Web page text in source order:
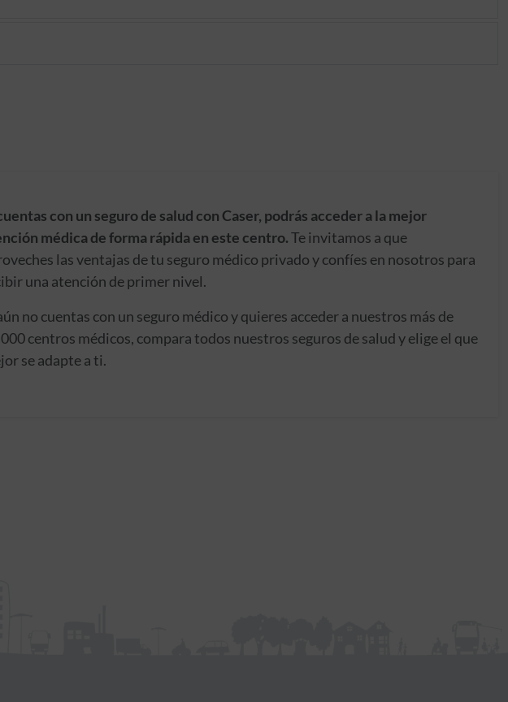
con un seguro de salud con Caser, podrás acceder a la mejor
médica de forma rápida en este centro.Te invitamos a que
las ventajas de tu seguro médico privado y confíes en nosotros para
una atención de primer nivel.
no cuentas con un seguro médico y quieres acceder a nuestros más de
centros médicos, compara todos nuestros seguros de salud y elige el que
se adapte a ti.